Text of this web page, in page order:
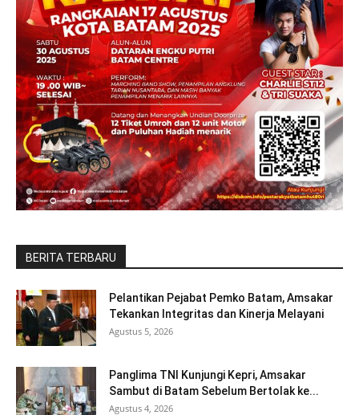
BERITA TERBARU
Pelantikan Pejabat Pemko Batam, Amsakar
Tekankan Integritas dan Kinerja Melayani
Agustus 5, 2026
Panglima TNI Kunjungi Kepri, Amsakar
Sambut di Batam Sebelum Bertolak ke...
Agustus 4, 2026